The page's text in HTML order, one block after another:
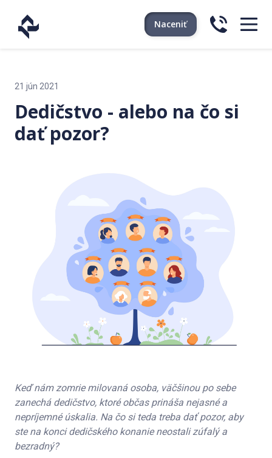
Naceniť
21 jún 2021
Dedičstvo - alebo na čo si
dať pozor?
Keď nám zomrie milovaná osoba, väčšinou po sebe
zanechá dedičstvo, ktoré občas prináša nejasné a
nepríjemné úskalia. Na čo si teda treba dať pozor, aby
ste na konci dedičského konanie neostali zúfalý a
bezradný?